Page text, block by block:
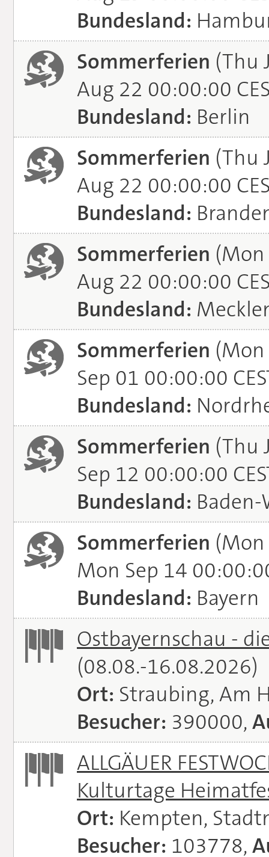
Bundesland:
Sommerferien (Thu
Aug 22 00:00:00
Bundesland: Berlin
Sommerferien (Thu
Aug 22 00:00:00
Bundesland:
Sommerferien (Mon
Aug 22 00:00:00
Bundesland:
Sommerferien (Mon
Sep 01 00:00:00
Bundesland:
Sommerferien (Thu
Sep 12 00:00:00
Bundesland:
Sommerferien (Mon
Mon Sep 14
Bundesland: Bayern
Ostbayernschau -
(08.08.-16.08.2026)
Ort: Straubing, Am
Besucher: 390000,
ALLGÄUER
Kulturtage
Ort: Kempten,
Besucher: 103778,